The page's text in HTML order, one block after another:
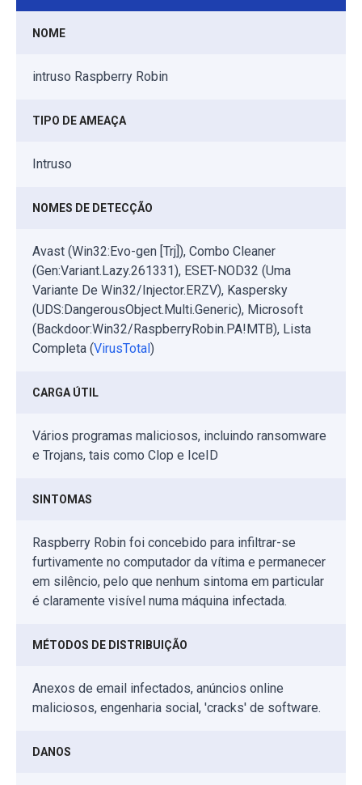
NOME
intruso Raspberry Robin
TIPO DE AMEAÇA
Intruso
NOMES DE DETECÇÃO
Avast (Win32:Evo-gen [Trj]), Combo Cleaner
(Gen:Variant.Lazy.261331), ESET-NOD32 (Uma
Variante De Win32/Injector.ERZV), Kaspersky
(UDS:DangerousObject.Multi.Generic), Microsoft
(Backdoor:Win32/RaspberryRobin.PA!MTB), Lista
Completa (VirusTotal )
CARGA ÚTIL
Vários programas maliciosos, incluindo ransomware
e Trojans, tais como Clop e IceID
SINTOMAS
Raspberry Robin foi concebido para infiltrar-se
furtivamente no computador da vítima e permanecer
em silêncio, pelo que nenhum sintoma em particular
é claramente visível numa máquina infectada.
MÉTODOS DE DISTRIBUIÇÃO
Anexos de email infectados, anúncios online
maliciosos, engenharia social, 'cracks' de software.
DANOS